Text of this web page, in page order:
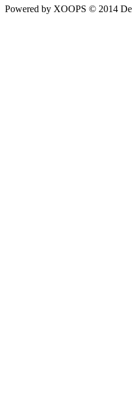
Powered by XOOPS © 2014